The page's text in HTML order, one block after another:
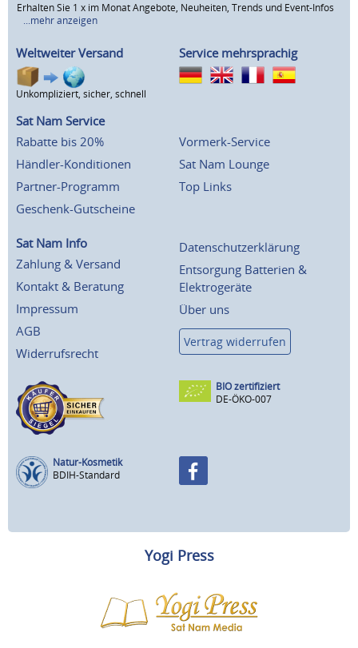
Erhalten Sie 1 x im Monat Angebote, Neuheiten, Trends und Event-Infos
...mehr anzeigen
Weltweiter Versand
Unkompliziert, sicher, schnell
Service mehrsprachig
Sat Nam Service
Rabatte bis 20%
Händler-Konditionen
Partner-Programm
Geschenk-Gutscheine
Vormerk-Service
Sat Nam Lounge
Top Links
Sat Nam Info
Zahlung & Versand
Kontakt & Beratung
Impressum
AGB
Widerrufsrecht
Datenschutzerklärung
Entsorgung Batterien &
Elektrogeräte
Über uns
Vertrag widerrufen
BIO zertifiziert
DE-ÖKO-007
Natur-Kosmetik
BDIH-Standard
Yogi Press